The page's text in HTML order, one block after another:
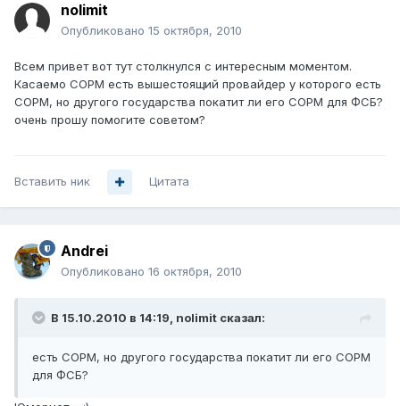
nolimit
Опубликовано 15 октября, 2010
Всем привет вот тут столкнулся с интересным моментом.
Касаемо СОРМ есть вышестоящий провайдер у которого есть
СОРМ, но другого государства покатит ли его СОРМ для ФСБ?
очень прошу помогите советом?
Вставить ник Цитата
Andrei
Опубликовано 16 октября, 2010
В 15.10.2010 в 14:19, nolimit сказал:
есть СОРМ, но другого государства покатит ли его СОРМ
для ФСБ?